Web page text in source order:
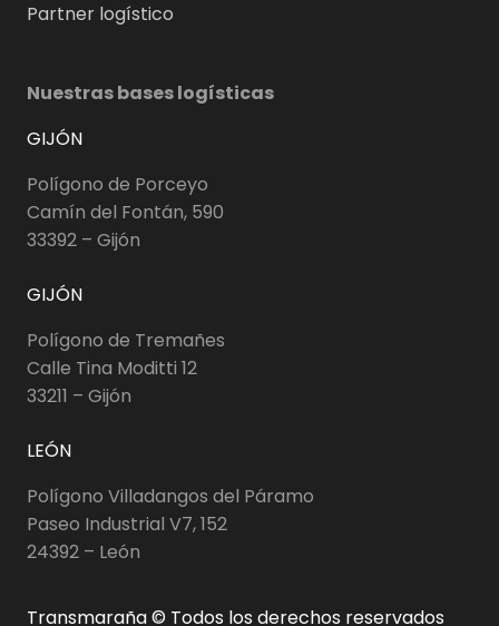
Partner logístico
Nuestras bases logísticas
GIJÓN
Polígono de Porceyo
Camín del Fontán, 590
33392 – Gijón
GIJÓN
Polígono de Tremañes
Calle Tina Moditti 12
33211 – Gijón
LEÓN
Polígono Villadangos del Páramo
Paseo Industrial V7, 152
24392 – León
Transmaraña © Todos los derechos reservados